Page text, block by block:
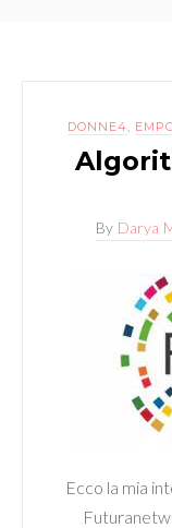
DONNE4,
By Darya
Ecco la mia